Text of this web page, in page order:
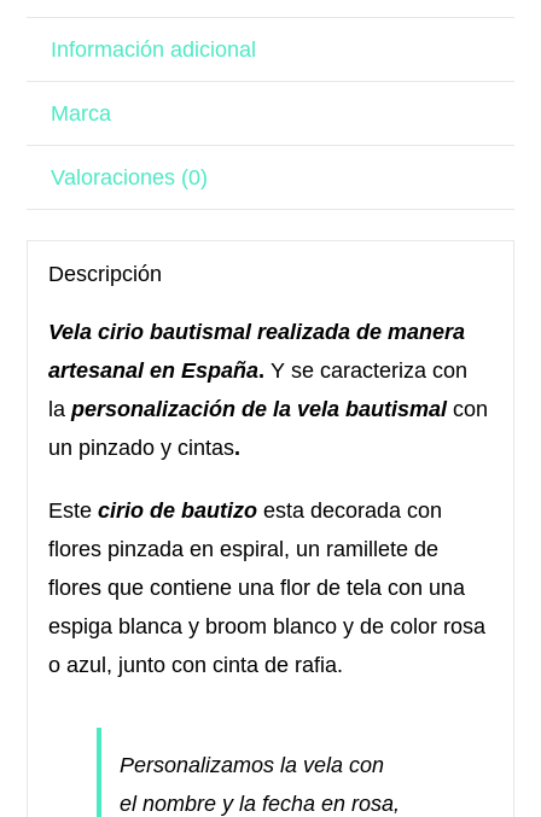
Información adicional
Marca
Valoraciones (0)
Descripción
Vela cirio bautismal realizada de manera
artesanal en España. Y se caracteriza con
la personalización de la vela bautismalcon
un pinzado y cintas.
Este cirio de bautizoesta decorada con
flores pinzada en espiral, un ramillete de
flores que contiene una flor de tela con una
espiga blanca y broom blanco y de color rosa
o azul, junto con cinta de rafia.
Personalizamos la vela con
el nombre y la fecha en rosa,